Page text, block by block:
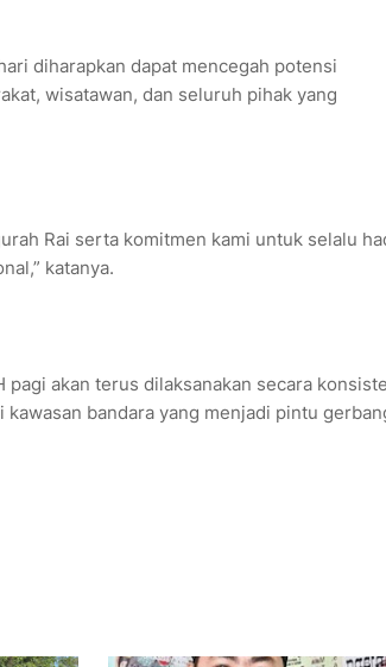
diharapkan dapat mencegah potensi
wisatawan, dan seluruh pihak yang
Rai serta komitmen kami untuk selalu
katanya.
pagi akan terus dilaksanakan secara
bandara yang menjadi pintu